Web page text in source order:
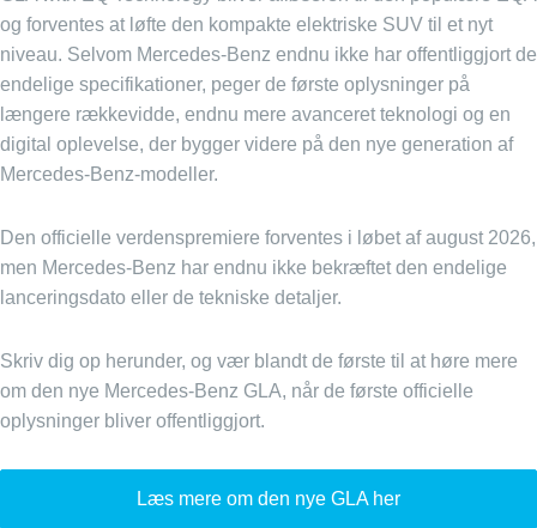
og forventes at løfte den kompakte elektriske SUV til et nyt
niveau. Selvom Mercedes-Benz endnu ikke har offentliggjort de
endelige specifikationer, peger de første oplysninger på
længere rækkevidde, endnu mere avanceret teknologi og en
digital oplevelse, der bygger videre på den nye generation af
Mercedes-Benz-modeller.
Den officielle verdenspremiere forventes i løbet af august 2026,
men Mercedes-Benz har endnu ikke bekræftet den endelige
lanceringsdato eller de tekniske detaljer.
Skriv dig op herunder, og vær blandt de første til at høre mere
om den nye Mercedes-Benz GLA, når de første officielle
oplysninger bliver offentliggjort.
Læs mere om den nye GLA her